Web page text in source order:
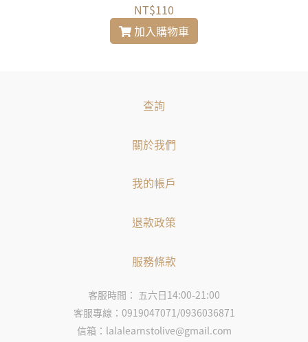
NT$110
加入購物車
查詢
關於我們
我的帳戶
退款政策
服務條款
客服時間： 五六日14:00-21:00
客服專線：0919047071/0936036871
信箱：lalalearnstolive@gmail.com